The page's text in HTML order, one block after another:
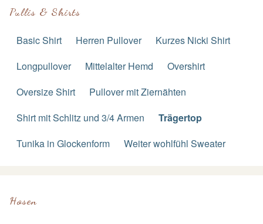
Pullis & Shirts
Basic Shirt Herren Pullover
Kurzes Nicki Shirt
Longpullover
Mittelalter Hemd
Overshirt
Oversize Shirt
Pullover mit Ziernähten
Shirt mit Schlitz und 3/4 Armen
Trägertop
Tunika in Glockenform
Weiter wohlfühl Sweater
Hosen